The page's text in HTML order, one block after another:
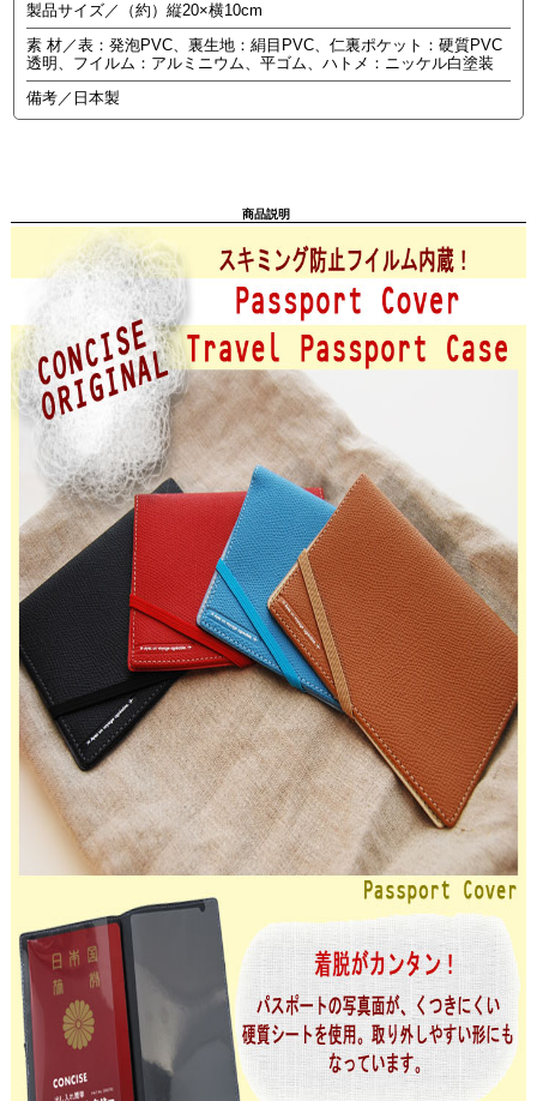
製品サイズ／（約）縦20×横10cm
素 材／表：発泡PVC、裏生地：絹目PVC、仁裏ポケット：硬質PVC
透明、フイルム：アルミニウム、平ゴム、ハトメ：ニッケル白塗装
備考／日本製
商品説明